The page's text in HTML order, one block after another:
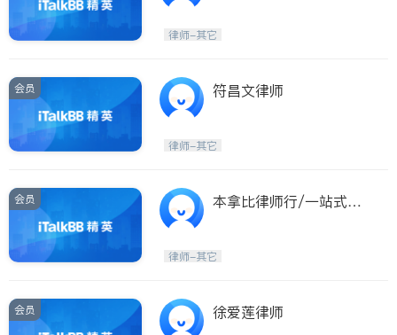
律师-其它
会员 符昌文律师
律师-其它
会员
本拿比律师行/一站式服
嘱和遗产,家庭法,刑事犯
律师-其它
会员 徐爱莲律师